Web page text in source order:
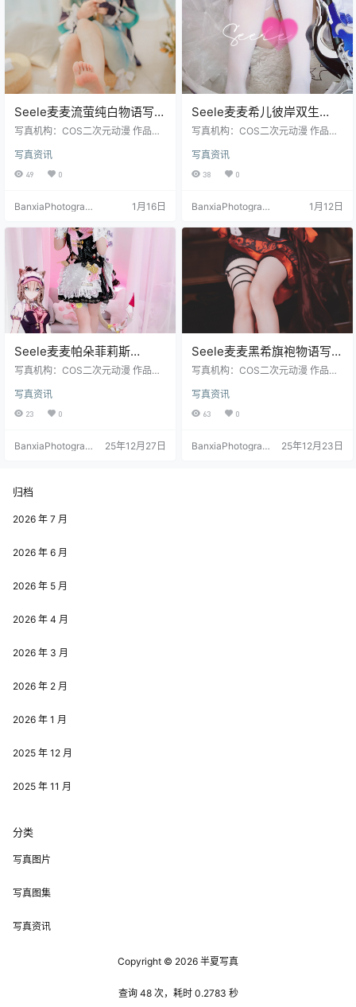
Seele麦麦流萤纯白物语写真
＋视频｜白色幻想主题图包
写真机构：COS二次元动漫 作品名
eele麦麦 图片数量：22P-11V 资源
大小：223MB
写真资讯
49 0
BanxiaPhotograp
1月16日
Seele麦麦希儿彼岸双生
Cosplay｜崩坏3高清写真大
写真机构：COS二次元动漫 作品名
麦 图片数量：86张 资源大小：544
MB
写真资讯
38 0
BanxiaPhotograp
1月12日
Seele麦麦帕朵菲莉斯
Cosplay 写真集｜猫系萌感
写真机构：COS二次元动漫 作品名
ele麦麦 图片数量：25张 资源大
小：41.2MB
写真资讯
23 0
BanxiaPhotograp
25年12月27日
Seele麦麦黑希旗袍物语写真
＋视频｜魅惑旗袍风高清图
写真机构：COS二次元动漫 作品名
eele麦麦 图片数量：61P-8V 资源大
小：976MB
写真资讯
63 0
BanxiaPhotograp
25年12月23日
归档
2026 年 7 月
2026 年 6 月
2026 年 5 月
2026 年 4 月
2026 年 3 月
2026 年 2 月
2026 年 1 月
2025 年 12 月
2025 年 11 月
分类
写真图片
写真图集
写真资讯
Copyright © 2026 半夏写真
查询 48 次，耗时 0.2783 秒